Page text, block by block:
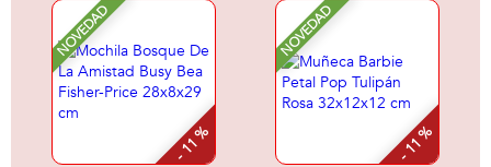
NOVEDAD
- 11 %
NOVEDAD
- 11 %